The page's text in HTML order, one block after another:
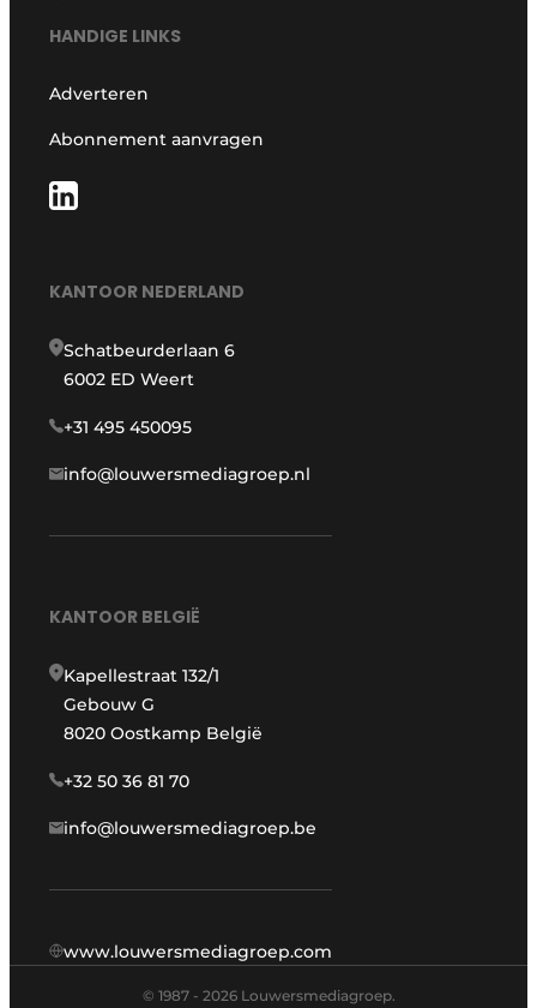
HANDIGE LINKS
Adverteren
Abonnement aanvragen
KANTOOR NEDERLAND
Schatbeurderlaan 6
6002 ED Weert
+31 495 450095
info@louwersmediagroep.nl
KANTOOR BELGIË
Kapellestraat 132/1
Gebouw G
8020 Oostkamp België
+32 50 36 81 70
info@louwersmediagroep.be
www.louwersmediagroep.com
© 1987 - 2026 Louwersmediagroep.